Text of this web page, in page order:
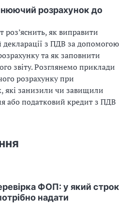
розрахунок до
роз’яснить, як виправити
з ПДВ за допомогою
та як заповнити
звіту. Розглянемо приклади
розрахунку при
які занизили чи завищили
або податковий кредит з ПДВ
ФОП: у який строк
надати